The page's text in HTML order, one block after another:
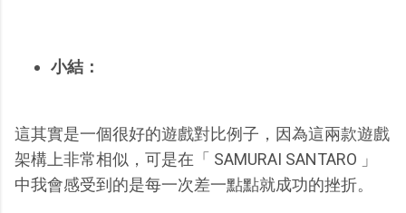
小結：
這其實是一個很好的遊戲對比例子，因為這兩款遊戲
架構上非常相似，可是在「 SAMURAI SANTARO 」
中我會感受到的是每一次差一點點就成功的挫折。